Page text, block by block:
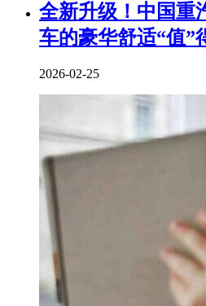
全新升级！中国重
车的豪华舒适“值”
2026-02-25